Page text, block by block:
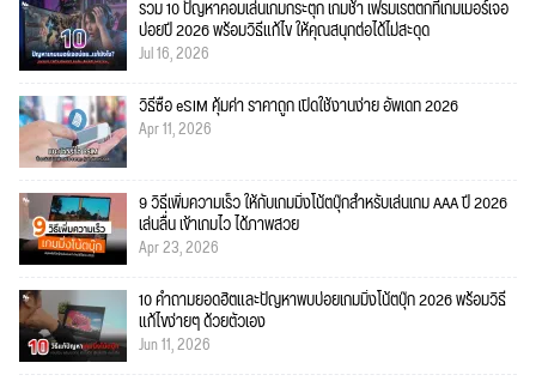
รวม 10 ปัญหาคอมเล่นเกมกระตุก เกมช้า เฟรมเรตตกที่เกมเมอร์เจอ
บ่อยปี 2026 พร้อมวิธีแก้ไข ให้คุณสนุกต่อได้ไม่สะดุด
Jul 16, 2026
วิธีซื้อ eSIM คุ้มค่า ราคาถูก เปิดใช้งานง่าย อัพเดท 2026
Apr 11, 2026
9 วิธีเพิ่มความเร็ว ให้กับเกมมิ่งโน้ตบุ๊กสำหรับเล่นเกม AAA ปี 2026
เล่นลื่น เข้าเกมไว ได้ภาพสวย
Apr 23, 2026
10 คำถามยอดฮิตและปัญหาพบบ่อยเกมมิ่งโน้ตบุ๊ก 2026 พร้อมวิธี
แก้ไขง่ายๆ ด้วยตัวเอง
Jun 11, 2026